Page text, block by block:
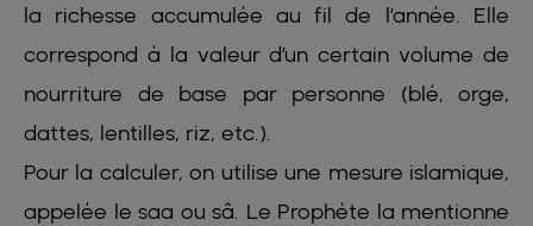
la richesse accumulée au fil de l’année. Elle
correspond à la valeur d’un certain volume de
nourriture de base par personne (blé, orge,
dattes, lentilles, riz, etc.).
Pour la calculer, on utilise une mesure islamique,
appelée le saa ou sâ. Le Prophète la mentionne